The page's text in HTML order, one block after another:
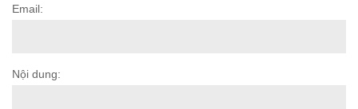
Email:
Nội dung: